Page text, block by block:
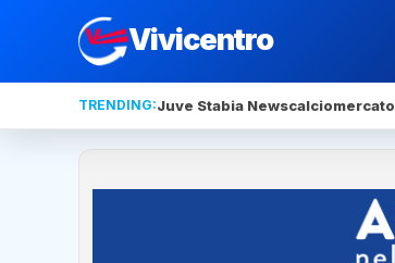
Vivicentro
TRENDING:Juve Stabia Newscalciomercato